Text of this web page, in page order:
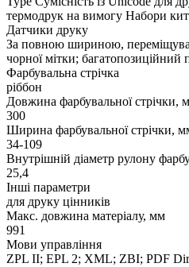
термодрук на вимогу Набори
Датчики друку
За повною шириною,
чорної мітки; багатопозиційний
Фарбувальна стрічка
ріббон
Довжина фарбувальної стрічки, м
300
Ширина фарбувальної стрічки,
34-109
Внутрішній діаметр рулону
25,4
Інші параметри
для друку цінників
Макс. довжина матеріалу, мм
991
Мови управління
ZPL II; EPL 2; XML; ZBI; PDF